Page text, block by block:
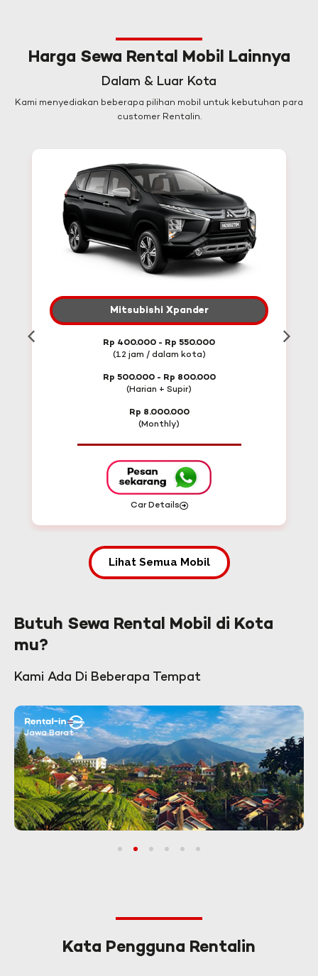
Harga Sewa Rental Mobil Lainnya
Dalam & Luar Kota
Kami menyediakan beberapa pilihan mobil untuk kebutuhan para
customer Rentalin.
Mitsubishi Xpander
Rp 400.000 - Rp 550.000
(12 jam / dalam kota)
Rp 500.000 - Rp 800.000
(Harian + Supir)
Rp 8.000.000
(Monthly)
Car Details
Lihat Semua Mobil
Butuh Sewa Rental Mobil di Kota
mu?
Kami Ada Di Beberapa Tempat
Jawa Barat
3 4 5 6
Kata Pengguna Rentalin